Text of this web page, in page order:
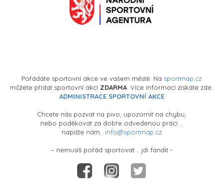
Pořádáte sportovní akce ve vašem městě. Na sportmap.cz
můžete přidat sportovní akci ZDARMA . Více informací získáte zde:
ADMINISTRACE SPORTOVNÍ AKCE
Chcete nás pozvat na pivo, upozornit na chybu,
nebo poděkovat za dobře odvedenou práci ..
napište nám.. info@sportmap.cz
– nemusíš pořád sportovat .. jdi fandit -